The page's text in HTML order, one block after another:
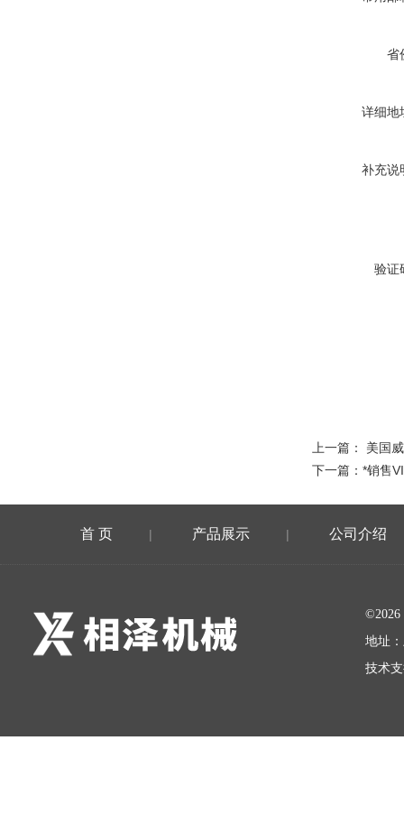
省
详细地
补充说
验证
上一篇： 美国
下一篇： *销售
首 页 | 产品展示 | 公司介绍
地址
技术